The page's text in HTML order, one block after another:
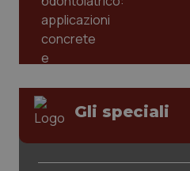
Gli speciali